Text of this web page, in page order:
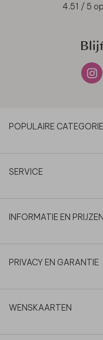
4.51 / 5
POPULAIRE
SERVICE
INFORMATIE EN PRIJZEN
PRIVACY EN GARANTIE
WENSKAARTEN